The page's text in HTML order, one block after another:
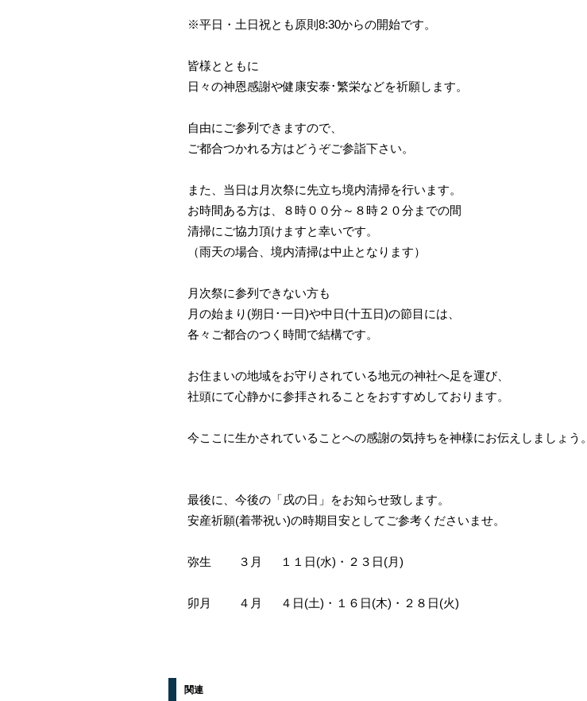
※平日・土日祝とも原則8:30からの開始です。
皆様とともに
日々の神恩感謝や健康安泰･繁栄などを祈願します。
自由にご参列できますので、
ご都合つかれる方はどうぞご参詣下さい。
また、当日は月次祭に先立ち境内清掃を行います。
お時間ある方は、８時００分～８時２０分までの間
清掃にご協力頂けますと幸いです。
（雨天の場合、境内清掃は中止となります）
月次祭に参列できない方も
月の始まり(朔日･一日)や中日(十五日)の節目には、
各々ご都合のつく時間で結構です。
お住まいの地域をお守りされている地元の神社へ足を運び、
社頭にて心静かに参拝されることをおすすめしております。
今ここに生かされていることへの感謝の気持ちを神様にお伝えしましょう。
最後に、今後の「戌の日」をお知らせ致します。
安産祈願(着帯祝い)の時期目安としてご参考くださいませ。
弥生 ３月 １１日(水)・２３日(月)
卯月 ４月 ４日(土)・１６日(木)・２８日(火)
関連